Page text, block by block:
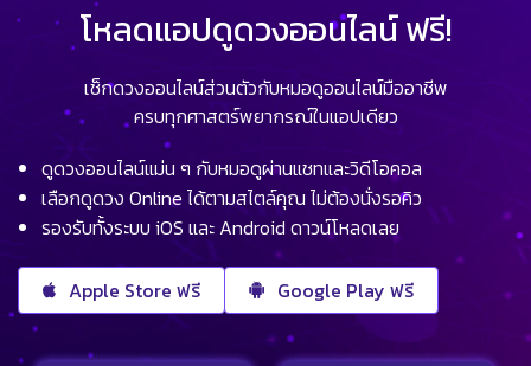
โหลดแอปดูดวงออนไลน์ ฟรี!
เช็กดวงออนไลน์ส่วนตัวกับหมอดูออนไลน์มืออาชีพ
ครบทุกศาสตร์พยากรณ์ในแอปเดียว
ดูดวงออนไลน์แม่น ๆ กับหมอดูผ่านแชทและวิดีโอคอล
เลือกดูดวง Online ได้ตามสไตล์คุณ ไม่ต้องนั่งรอคิว
รองรับทั้งระบบ iOS และ Android ดาวน์โหลดเลย
Apple Store ฟรี Google Play ฟรี